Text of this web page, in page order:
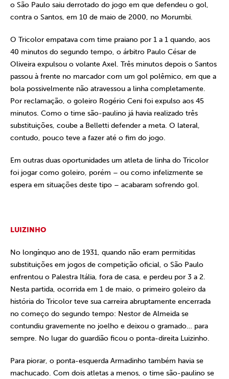
o São Paulo saiu derrotado do jogo em que defendeu o gol,
contra o Santos, em 10 de maio de 2000, no Morumbi.
O Tricolor empatava com time praiano por 1 a 1 quando, aos
40 minutos do segundo tempo, o árbitro Paulo César de
Oliveira expulsou o volante Axel. Três minutos depois o Santos
passou à frente no marcador com um gol polêmico, em que a
bola possivelmente não atravessou a linha completamente.
Por reclamação, o goleiro Rogério Ceni foi expulso aos 45
minutos. Como o time são-paulino já havia realizado três
substituições, coube a Belletti defender a meta. O lateral,
contudo, pouco teve a fazer até o fim do jogo.
Em outras duas oportunidades um atleta de linha do Tricolor
foi jogar como goleiro, porém – ou como infelizmente se
espera em situações deste tipo – acabaram sofrendo gol.
LUIZINHO
No longínquo ano de 1931, quando não eram permitidas
substituições em jogos de competição oficial, o São Paulo
enfrentou o Palestra Itália, fora de casa, e perdeu por 3 a 2.
Nesta partida, ocorrida em 1 de maio, o primeiro goleiro da
história do Tricolor teve sua carreira abruptamente encerrada
no começo do segundo tempo: Nestor de Almeida se
contundiu gravemente no joelho e deixou o gramado… para
sempre. No lugar do guardião ficou o ponta-direita Luizinho.
Para piorar, o ponta-esquerda Armadinho também havia se
machucado. Com dois atletas a menos, o time são-paulino se